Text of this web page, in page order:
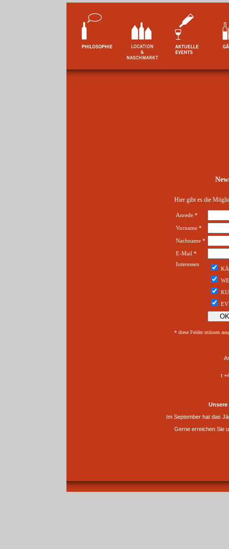
Hier gibt es die
Anrede *
Vorname *
Nachname *
E-Mail *
Interessen
* diese Felder müssen
t
Im September hat das
Gerne erreichen Sie